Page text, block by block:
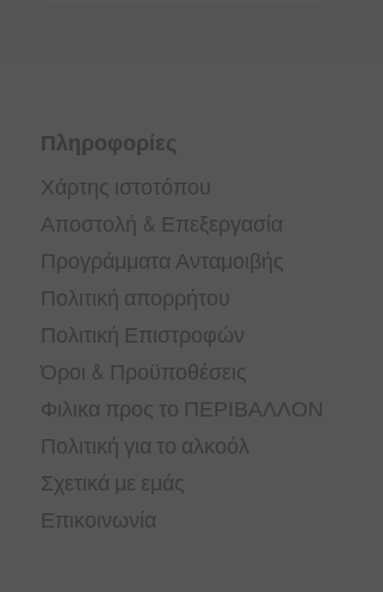
Πληροφορίες
Χάρτης ιστοτόπου
Αποστολή & Επεξεργασία
Προγράμματα Ανταμοιβής
Πολιτική απορρήτου
Πολιτική Επιστροφών
Όροι & Προϋποθέσεις
Φιλικα προς το ΠΕΡΙΒΑΛΛΟΝ
Πολιτική για το αλκοόλ
Σχετικά με εμάς
Επικοινωνία